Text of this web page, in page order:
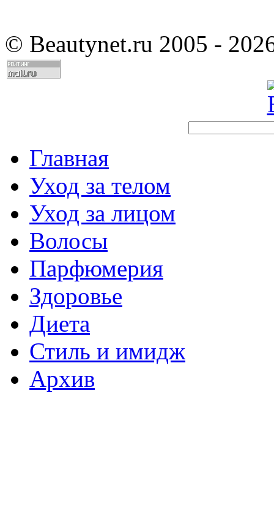
© Beautynet.ru 2005 -
Главная
Уход за телом
Уход за лицом
Волосы
Парфюмерия
Здоровье
Диета
Стиль и имидж
Архив